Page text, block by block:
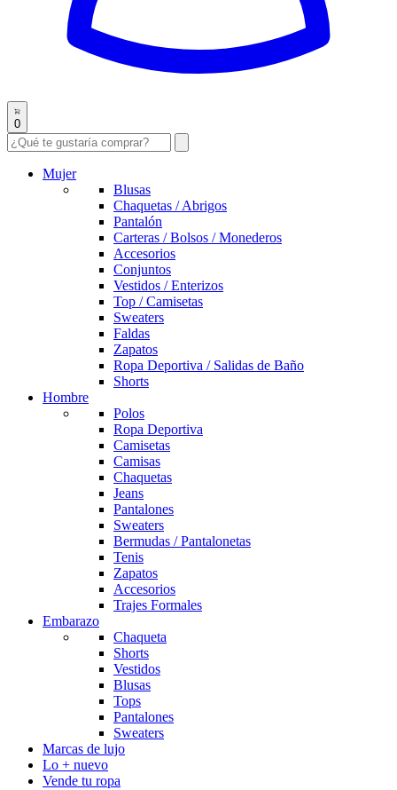
0
Mujer
Blusas
Chaquetas / Abrigos
Pantalón
Carteras / Bolsos / Monederos
Accesorios
Conjuntos
Vestidos / Enterizos
Top / Camisetas
Sweaters
Faldas
Zapatos
Ropa Deportiva / Salidas de Baño
Shorts
Hombre
Polos
Ropa Deportiva
Camisetas
Camisas
Chaquetas
Jeans
Pantalones
Sweaters
Bermudas / Pantalonetas
Tenis
Zapatos
Accesorios
Trajes Formales
Embarazo
Chaqueta
Shorts
Vestidos
Blusas
Tops
Pantalones
Sweaters
Marcas de lujo
Lo + nuevo
Vende tu ropa